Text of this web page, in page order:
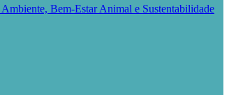
Ambiente, Bem-Estar Animal e Sustentabilidade